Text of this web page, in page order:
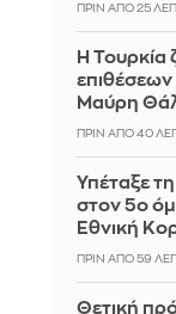
ΠΡΙΝ ΑΠΌ 25
Η Τουρκία
Μαύρη
ΠΡΙΝ ΑΠΌ 40
Υπέταξε
στον 5ο
Εθνική
ΠΡΙΝ ΑΠΌ 59
Θετική